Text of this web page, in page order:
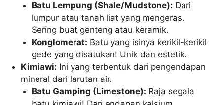
Batu Lempung (Shale/Mudstone): Dari
lumpur atau tanah liat yang mengeras.
Sering buat genteng atau keramik.
Konglomerat: Batu yang isinya kerikil-kerikil
gede yang disatukan! Unik dan estetik.
Kimiawi: Ini yang terbentuk dari pengendapan
mineral dari larutan air.
Batu Gamping (Limestone): Raja segala